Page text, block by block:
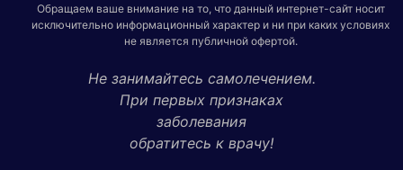
Обращаем ваше внимание на то, что данный интернет-сайт носит
исключительно информационный характер и ни при каких условиях
не является публичной офертой.
Не занимайтесь самолечением.
При первых признаках
заболевания
обратитесь к врачу!